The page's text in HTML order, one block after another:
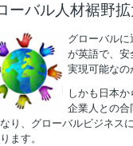
ーバル人材裾野
グローバル
が英語で、安
実現可能なの
しかも日本
企業人との合
り、グローバルビジネス
ます。